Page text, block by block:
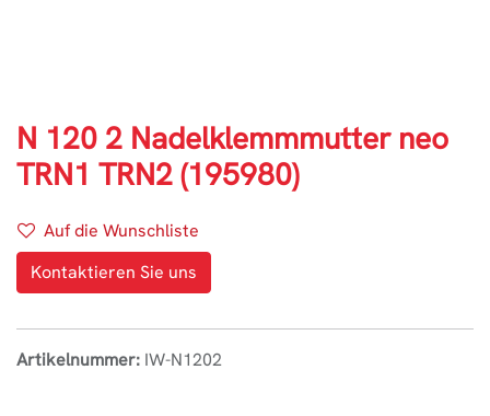
N 120 2 Nadelklemmmutter neo
TRN1 TRN2 (195980)
Auf die Wunschliste
Kontaktieren Sie uns
Artikelnummer: IW-N1202